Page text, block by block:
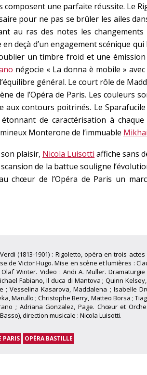
une parfaite réussite. Le
pour ne pas se brûler les ailes
au ras des notes les changements
deçà d’un engagement scénique
un timbre froid et une
négocie « La donna è mobile »
général. Le court rôle de
de l’Opéra de Paris. Les couleurs
aux contours poitrinés. Le Sparafucile
de caractérisation à chaque
Monterone de l’immuable
plaisir, Nicola Luisotti affiche sans
de la battue souligne
chœur de l’Opéra de Paris un
(1813-1901) : Rigoletto, opéra en trois
de Victor Hugo. Mise en scène et lumières :
Winter. Video : Andi A. Muller.
Fabiano, Il duca di Mantova ; Quinn
; Vesselina Kasarova, Maddalena ; Isabelle
Marullo ; Christophe Berry, Matteo Borsa ;
; Adriana Gonzalez, Page. Chœur et
direction musicale : Nicola Luisotti.
PARIS OPÉRA BASTILLE